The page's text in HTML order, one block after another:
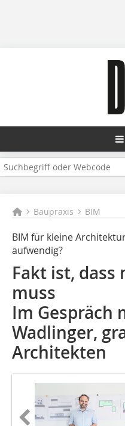
Baupraxis BIM
BIM für kleine
aufwendig?
Fakt ist, dass
muss
Im Gespräch
Wadlinger,
Architekten